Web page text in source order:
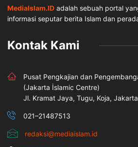
MediaIslam.ID adalah sebuah portal
informasi seputar berita Islam dan
Kontak Kami
Pusat Pengkajian dan
(Jakarta İslamic Centre)
Jl. Kramat Jaya, Tugu, Koja,
021–21487513
redaksi@mediaislam.id